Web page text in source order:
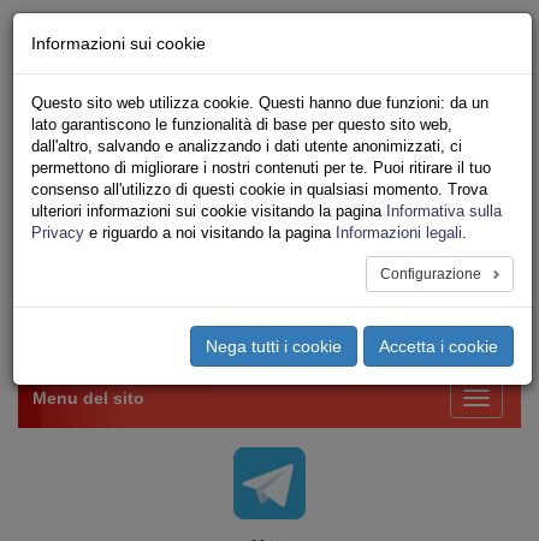
Iscriviti Online
Ricerca
Area Stampa
Privacy
VV.F.
UNIONE SINDACALE DI BASE SETTORE VIGILI
Toggle
Menu del sito
Informazioni sui cookie
Questo sito web utilizza cookie. Questi hanno due funzioni: da un
lato garantiscono le funzionalità di base per questo sito web,
dall'altro, salvando e analizzando i dati utente anonimizzati, ci
permettono di migliorare i nostri contenuti per te. Puoi ritirare il tuo
consenso all'utilizzo di questi cookie in qualsiasi momento. Trova
ulteriori informazioni sui cookie visitando la pagina Informativa sulla
Privacy e riguardo a noi visitando la pagina Informazioni legali.
Configurazione
Nega tutti i cookie Accetta i cookie